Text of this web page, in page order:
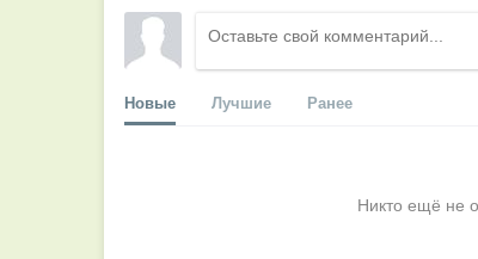
Новые Лучшие Ранее
Никто ещё не